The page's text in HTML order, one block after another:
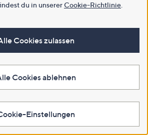
du in unsererCookie-Richtlinie
Cookies zulassen
Cookies ablehnen
Einstellungen